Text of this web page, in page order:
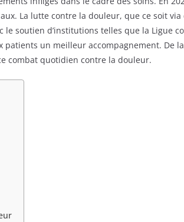
La lutte contre la douleur, que ce soit
soutien d’institutions telles que la Ligue
un meilleur accompagnement. De
combat quotidien contre la douleur.